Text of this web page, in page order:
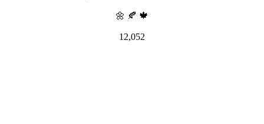
🌼 🍂 🍁
12,052